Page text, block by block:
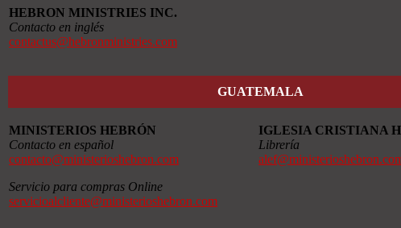
HEBRON MINISTRIES INC.
Contacto en inglés
contactus@hebronministries.com
GUATEMALA
MINISTERIOS HEBRÓN
Contacto en español
contacto@ministerioshebron.com
Servicio para compras Online
servicioalcliente@ministerioshebron.com
IGLESIA CRISTIANA
Librería